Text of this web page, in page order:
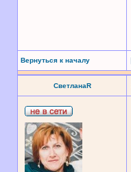
Вернуться к началу
СветланаR